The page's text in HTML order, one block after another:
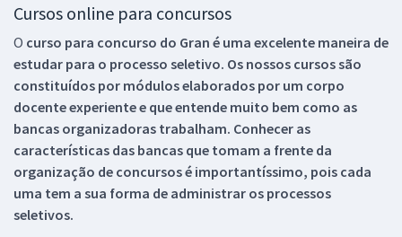
Cursos online para concursos
O curso para concurso do Gran é uma excelente maneira de
estudar para o processo seletivo. Os nossos cursos são
constituídos por módulos elaborados por um corpo
docente experiente e que entende muito bem como as
bancas organizadoras trabalham. Conhecer as
características das bancas que tomam a frente da
organização de concursos é importantíssimo, pois cada
uma tem a sua forma de administrar os processos
seletivos.